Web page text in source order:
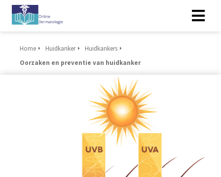
Home Huidkanker
Huidkankers
Oorzaken en preventie van huidkanker